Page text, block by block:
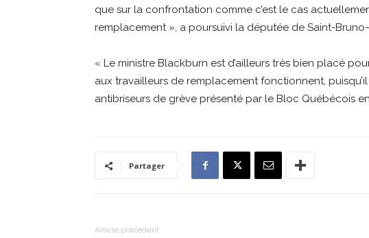
que sur la confrontation comme c’est le cas
remplacement », a poursuivi la députée de Saint-
« Le ministre Blackburn est d’ailleurs très bien placé
aux travailleurs de remplacement fonctionnent,
antibriseurs de grève présenté par le Bloc Québécois
Partager
Article précédent